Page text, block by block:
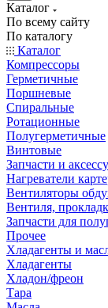
Каталог
По всему сайту
По каталогу
Каталог
Компрессоры
Герметичные
Поршневые
Спиральные
Ротационные
Полугерметичные
Винтовые
Запчасти и
Нагреватели
Вентиляторы
Вентиля,
Запчасти для
Прочее
Хладагенты и
Хладагенты
Хладон/фреон
Тара